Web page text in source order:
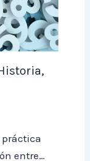
entre…